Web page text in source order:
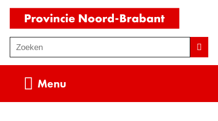
Ga
de
inhoud
o
e
Zoeken
Menu